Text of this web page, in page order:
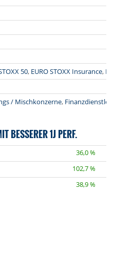
50, EURO STOXX Insurance,
/ Mischkonzerne,
BESSERER 1J PERF.
36,0 %
102,7 %
38,9 %